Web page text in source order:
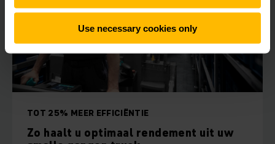
Use necessary cookies only
TOT 25% MEER EFFICIËNTIE
Zo haalt u optimaal rendement uit uw